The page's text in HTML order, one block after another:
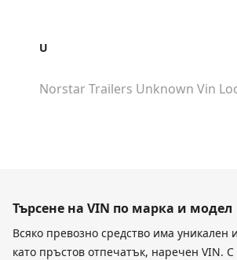
U
Norstar Trailers Unknown Vin
Търсене на VIN по марка и модел
Всяко превозно средство има уникален
като пръстов отпечатък, наречен VIN.